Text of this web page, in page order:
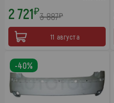
2 721₽3 887₽
11 августа
-40%